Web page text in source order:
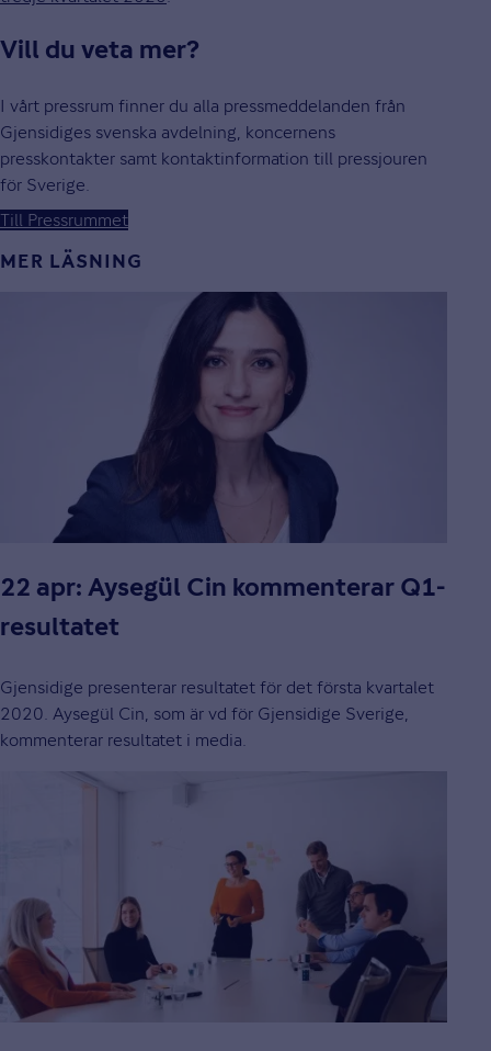
Vill du veta mer?
I vårt pressrum finner du alla pressmeddelanden från
Gjensidiges svenska avdelning, koncernens
presskontakter samt kontaktinformation till pressjouren
för Sverige.
Till Pressrummet
MER LÄSNING
22 apr: Aysegül Cin kommenterar Q1-
resultatet
Gjensidige presenterar resultatet för det första kvartalet
2020. Aysegül Cin, som är vd för Gjensidige Sverige,
kommenterar resultatet i media.